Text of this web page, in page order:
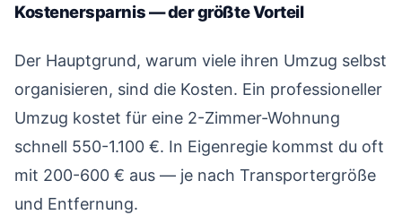
Kostenersparnis — der größte Vorteil
Der Hauptgrund, warum viele ihren Umzug selbst
organisieren, sind die Kosten. Ein professioneller
Umzug kostet für eine 2-Zimmer-Wohnung
schnell 550-1.100 €. In Eigenregie kommst du oft
mit 200-600 € aus — je nach Transportergröße
und Entfernung.